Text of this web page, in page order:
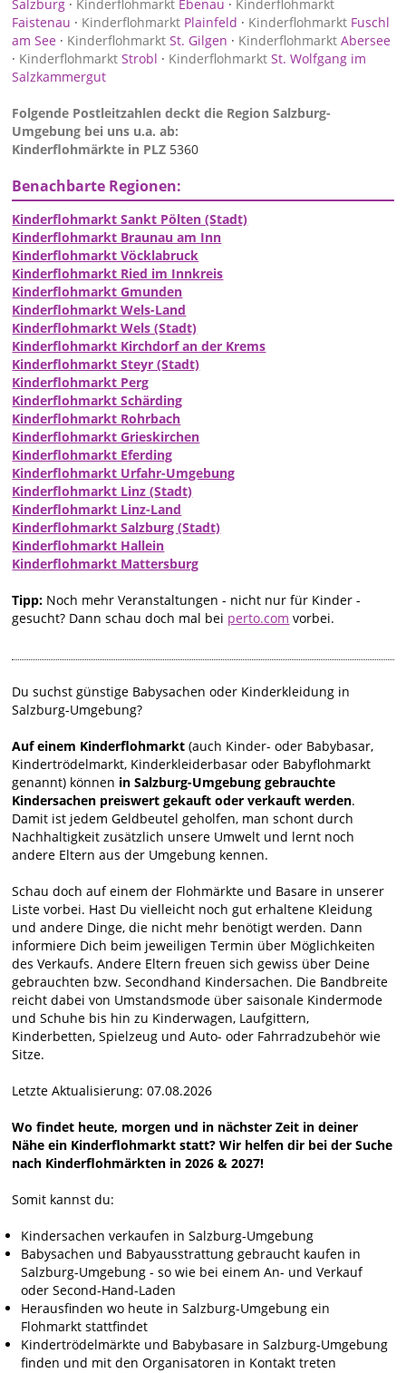
Salzburg · Kinderflohmarkt Ebenau · Kinderflohmarkt
Faistenau · Kinderflohmarkt Plainfeld · Kinderflohmarkt Fuschl
am See · Kinderflohmarkt St. Gilgen · Kinderflohmarkt Abersee
· Kinderflohmarkt Strobl · Kinderflohmarkt St. Wolfgang im
Salzkammergut
Folgende Postleitzahlen deckt die Region Salzburg-
Umgebung bei uns u.a. ab:
Kinderflohmärkte in PLZ 5360
Benachbarte Regionen:
Kinderflohmarkt Sankt Pölten (Stadt)
Kinderflohmarkt Braunau am Inn
Kinderflohmarkt Vöcklabruck
Kinderflohmarkt Ried im Innkreis
Kinderflohmarkt Gmunden
Kinderflohmarkt Wels-Land
Kinderflohmarkt Wels (Stadt)
Kinderflohmarkt Kirchdorf an der Krems
Kinderflohmarkt Steyr (Stadt)
Kinderflohmarkt Perg
Kinderflohmarkt Schärding
Kinderflohmarkt Rohrbach
Kinderflohmarkt Grieskirchen
Kinderflohmarkt Eferding
Kinderflohmarkt Urfahr-Umgebung
Kinderflohmarkt Linz (Stadt)
Kinderflohmarkt Linz-Land
Kinderflohmarkt Salzburg (Stadt)
Kinderflohmarkt Hallein
Kinderflohmarkt Mattersburg
Tipp: Noch mehr Veranstaltungen - nicht nur für Kinder -
gesucht? Dann schau doch mal bei perto.com vorbei.
Du suchst günstige Babysachen oder Kinderkleidung in
Salzburg-Umgebung?
Auf einem Kinderflohmarkt (auch Kinder- oder Babybasar,
Kindertrödelmarkt, Kinderkleiderbasar oder Babyflohmarkt
genannt) können in Salzburg-Umgebung gebrauchte
Kindersachen preiswert gekauft oder verkauft werden.
Damit ist jedem Geldbeutel geholfen, man schont durch
Nachhaltigkeit zusätzlich unsere Umwelt und lernt noch
andere Eltern aus der Umgebung kennen.
Schau doch auf einem der Flohmärkte und Basare in unserer
Liste vorbei. Hast Du vielleicht noch gut erhaltene Kleidung
und andere Dinge, die nicht mehr benötigt werden. Dann
informiere Dich beim jeweiligen Termin über Möglichkeiten
des Verkaufs. Andere Eltern freuen sich gewiss über Deine
gebrauchten bzw. Secondhand Kindersachen. Die Bandbreite
reicht dabei von Umstandsmode über saisonale Kindermode
und Schuhe bis hin zu Kinderwagen, Laufgittern,
Kinderbetten, Spielzeug und Auto- oder Fahrradzubehör wie
Sitze.
Letzte Aktualisierung: 07.08.2026
Wo findet heute, morgen und in nächster Zeit in deiner
Nähe ein Kinderflohmarkt statt? Wir helfen dir bei der Suche
nach Kinderflohmärkten in 2026 & 2027!
Somit kannst du:
Kindersachen verkaufen in Salzburg-Umgebung
Babysachen und Babyausstrattung gebraucht kaufen in
Salzburg-Umgebung - so wie bei einem An- und Verkauf
oder Second-Hand-Laden
Herausfinden wo heute in Salzburg-Umgebung ein
Flohmarkt stattfindet
Kindertrödelmärkte und Babybasare in Salzburg-Umgebung
finden und mit den Organisatoren in Kontakt treten